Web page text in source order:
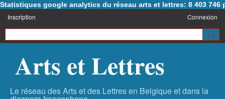
Statistiques google analytics du réseau arts et lettres: 8 403 746
Inscription Connexion
Arts et Lettres